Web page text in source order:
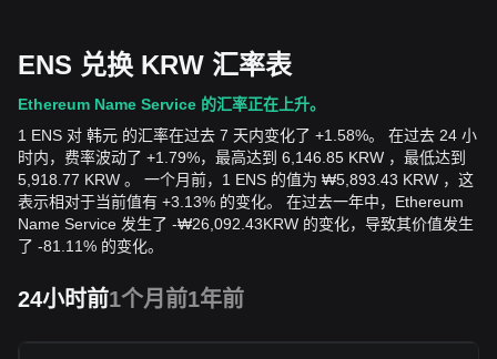
ENS 兑换 KRW 汇率表
Ethereum Name Service 的汇率正在上升。
1 ENS 对 韩元 的汇率在过去 7 天内变化了 +1.58%。 在过去 24 小
时内，费率波动了 +1.79%，最高达到 6,146.85 KRW ，最低达到
5,918.77 KRW 。 一个月前，1 ENS 的值为 ₩5,893.43 KRW ，这
表示相对于当前值有 +3.13% 的变化。 在过去一年中，Ethereum
Name Service 发生了 -₩26,092.43KRW 的变化，导致其价值发生
了 -81.11% 的变化。
24小时前1个月前1年前